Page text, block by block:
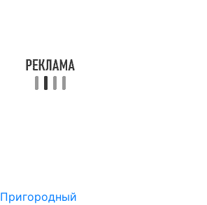
Пригородный